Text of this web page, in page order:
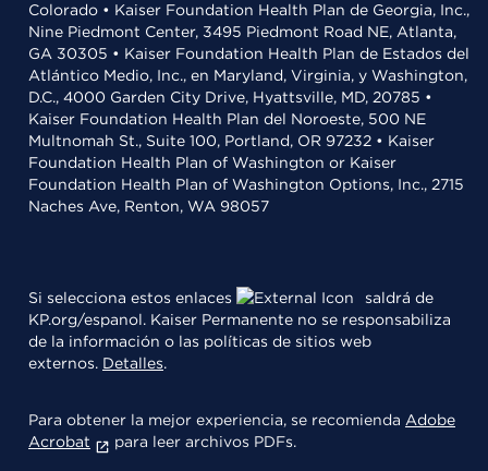
Colorado • Kaiser Foundation Health Plan de Georgia, Inc.,
Nine Piedmont Center, 3495 Piedmont Road NE, Atlanta,
GA 30305 • Kaiser Foundation Health Plan de Estados del
Atlántico Medio, Inc., en Maryland, Virginia, y Washington,
D.C., 4000 Garden City Drive, Hyattsville, MD, 20785 •
Kaiser Foundation Health Plan del Noroeste, 500 NE
Multnomah St., Suite 100, Portland, OR 97232 • Kaiser
Foundation Health Plan of Washington or Kaiser
Foundation Health Plan of Washington Options, Inc., 2715
Naches Ave, Renton, WA 98057
Si selecciona estos enlaces
saldrá de
KP.org/espanol. Kaiser Permanente no se responsabiliza
de la información o las políticas de sitios web
externos. Detalles.
Para obtener la mejor experiencia, se recomienda Adobe
Acrobat
para leer archivos PDFs.